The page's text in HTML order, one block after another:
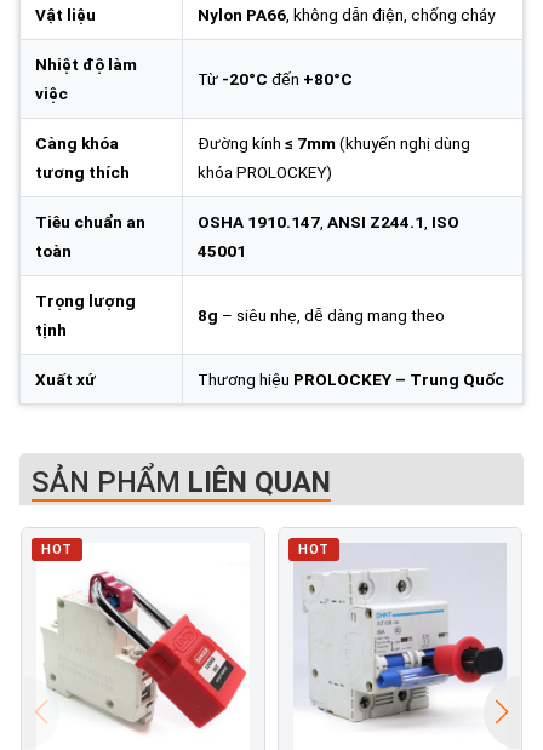
Vật liệu Nylon PA66 , không dẫn điện, chống cháy
Nhiệt độ làm
việc
Từ -20°C đến +80°C
Càng khóa
tương thích
Đường kính ≤ 7mm(khuyến nghị dùng
khóa PROLOCKEY)
Tiêu chuẩn an
toàn
OSHA 1910.147 ANSI Z244.1 ISO
45001
Trọng lượng
tịnh
8g – siêu nhẹ, dễ dàng mang theo
Xuất xứ Thương hiệu PROLOCKEY – Trung Quốc
SẢN PHẨM LIÊN QUAN
HOT HOT